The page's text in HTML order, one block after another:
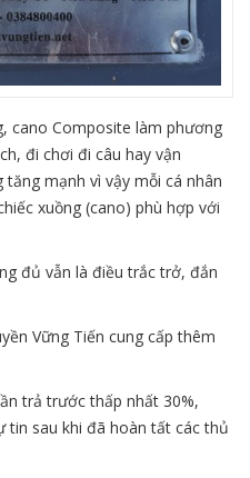
cano Composite làm phương
đi chơi đi câu hay vận
mạnh vì vậy mỗi cá nhân
xuồng (cano) phù hợp với
đủ vẫn là điều trắc trở, đắn
Vững Tiến cung cấp thêm
trả trước thấp nhất 30%,
tin sau khi đã hoàn tất các thủ